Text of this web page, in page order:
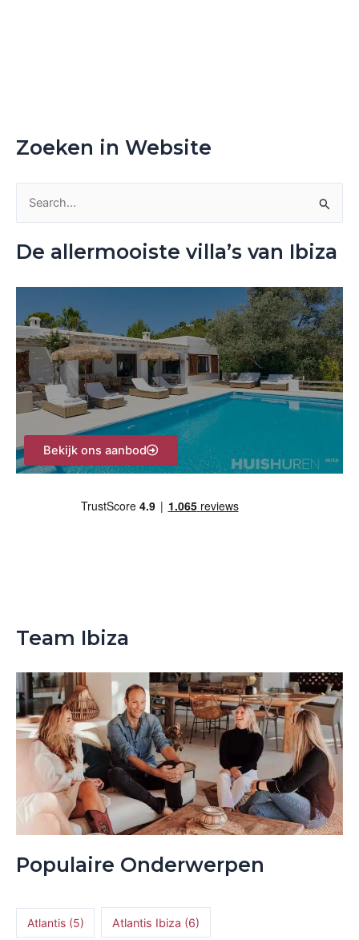
Zoeken in Website
a
a
r
:
De allermooiste villa’s van Ibiza
Bekijk ons aanbod
Team Ibiza
Populaire Onderwerpen
Atlantis(5) Atlantis Ibiza (6)